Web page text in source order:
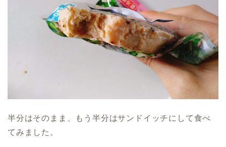
半分はそのまま、もう半分はサンドイッチにして食べ
てみました。